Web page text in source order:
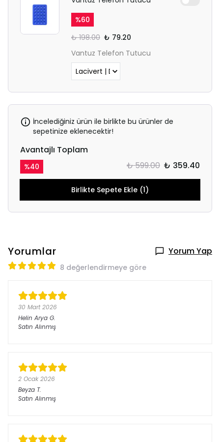
%60
₺ 198.00 ₺ 79.20
Vantuz Telefon Tutucu
İncelediğiniz ürün ile birlikte bu ürünler de
sepetinize eklenecektir!
Avantajlı Toplam
%40 ₺ 599.00 ₺ 359.40
Birlikte Sepete Ekle (1)
Yorumlar Yorum Yap
8 değerlendirmeye göre
30 Mart 2026
Helin Arya G.
Satın Alınmış
2 Ocak 2026
Beyza T.
Satın Alınmış